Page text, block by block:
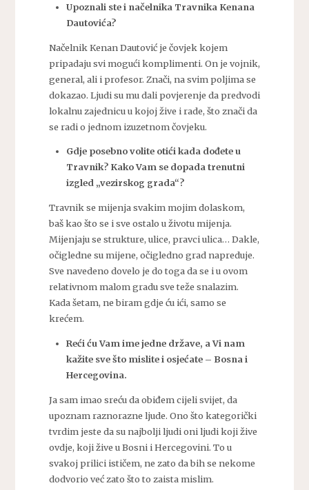
Upoznali ste i načelnika Travnika Kenana
Dautovića?
Načelnik Kenan Dautović je čovjek kojem
pripadaju svi mogući komplimenti. On je vojnik,
general, ali i profesor. Znači, na svim poljima se
dokazao. Ljudi su mu dali povjerenje da predvodi
lokalnu zajednicu u kojoj žive i rade, što znači da
se radi o jednom izuzetnom čovjeku.
Gdje posebno volite otići kada dođete u
Travnik? Kako Vam se dopada trenutni
izgled „vezirskog grada“?
Travnik se mijenja svakim mojim dolaskom,
baš kao što se i sve ostalo u životu mijenja.
Mijenjaju se strukture, ulice, pravci ulica… Dakle,
očigledne su mijene, očigledno grad napreduje.
Sve navedeno dovelo je do toga da se i u ovom
relativnom malom gradu sve teže snalazim.
Kada šetam, ne biram gdje ću ići, samo se
krećem.
Reći ću Vam ime jedne države, a Vi nam
kažite sve što mislite i osjećate – Bosna i
Hercegovina.
Ja sam imao sreću da obiđem cijeli svijet, da
upoznam raznorazne ljude. Ono što kategorički
tvrdim jeste da su najbolji ljudi oni ljudi koji žive
ovdje, koji žive u Bosni i Hercegovini. To u
svakoj prilici ističem, ne zato da bih se nekome
dodvorio već zato što to zaista mislim.